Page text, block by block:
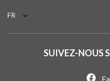
FR
SUIVEZ-NOUS